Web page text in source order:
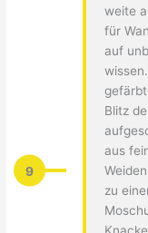
9
weite
für
auf
Blitz
aus
zu